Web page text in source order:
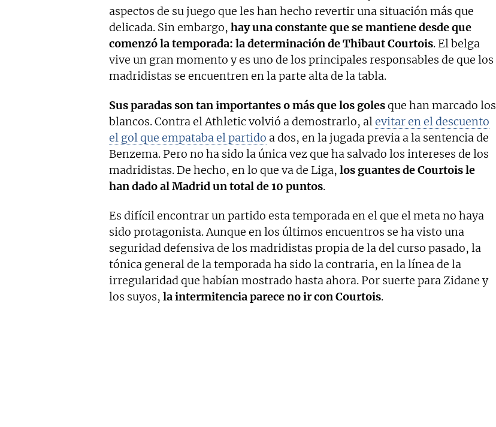
aspectos de su juego que les han hecho revertir una situación más que
delicada. Sin embargo, hay una constante que se mantiene desde que
comenzó la temporada: la determinación de Thibaut Courtois. El belga
vive un gran momento y es uno de los principales responsables de que los
madridistas se encuentren en la parte alta de la tabla.
Sus paradas son tan importantes o más que los golesque han marcado los
blancos. Contra el Athletic volvió a demostrarlo, alevitar en el descuento
el gol que empataba el partido a dos, en la jugada previa a la sentencia de
Benzema. Pero no ha sido la única vez que ha salvado los intereses de los
madridistas. De hecho, en lo que va de Liga, los guantes de Courtois le
han dado al Madrid un total de 10 puntos.
Es difícil encontrar un partido esta temporada en el que el meta no haya
sido protagonista. Aunque en los últimos encuentros se ha visto una
seguridad defensiva de los madridistas propia de la del curso pasado, la
tónica general de la temporada ha sido la contraria, en la línea de la
irregularidad que habían mostrado hasta ahora. Por suerte para Zidane y
los suyos, la intermitencia parece no ir con Courtois.